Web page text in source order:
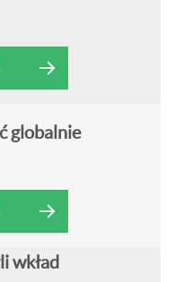
globalnie
wkład